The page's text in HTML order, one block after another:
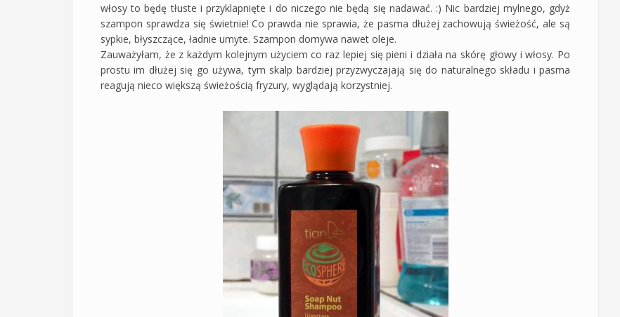
włosy to będę tłuste i przyklapnięte i do niczego nie będą się nadawać. :) Nic bardziej mylnego, gdyż
szampon sprawdza się świetnie! Co prawda nie sprawia, że pasma dłużej zachowują świeżość, ale są
sypkie, błyszczące, ładnie umyte. Szampon domywa nawet oleje.
Zauważyłam, że z każdym kolejnym użyciem co raz lepiej się pieni i działa na skórę głowy i włosy. Po
prostu im dłużej się go używa, tym skalp bardziej przyzwyczajają się do naturalnego składu i pasma
reagują nieco większą świeżością fryzury, wyglądają korzystniej.